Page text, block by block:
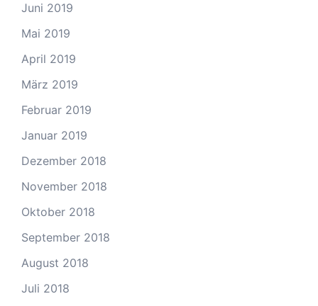
Juni 2019
Mai 2019
April 2019
März 2019
Februar 2019
Januar 2019
Dezember 2018
November 2018
Oktober 2018
September 2018
August 2018
Juli 2018